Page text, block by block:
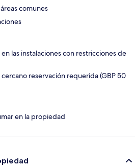
comunes
las instalaciones con restricciones de
reservación requerida (GBP 50
en la propiedad